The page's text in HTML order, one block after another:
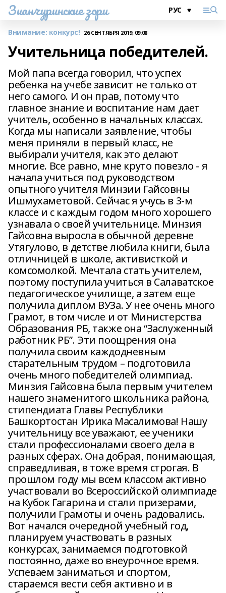
Зианчуринские зори
Внимание: конкурс! 26 СЕНТЯБРЯ 2019, 09:08
Учительница победителей.
Мой папа всегда говорил, что успех
ребенка на учебе зависит не только от
него самого. И он прав, потому что
главное знание и воспитание нам дает
учитель, особенно в начальных классах.
Когда мы написали заявление, чтобы
меня приняли в первый класс, не
выбирали учителя, как это делают
многие. Все равно, мне круто повезло - я
начала учиться под руководством
опытного учителя Минзии Гайсовны
Ишмухаметовой. Сейчас я учусь в 3-м
классе и с каждым годом много хорошего
узнавала о своей учительнице. Минзия
Гайсовна выросла в обычной деревне
Утягулово, в детстве любила книги, была
отличницей в школе, активисткой и
комсомолкой. Мечтала стать учителем,
поэтому поступила учиться в Салаватское
педагогическое училище, а затем еще
получила диплом ВУЗа. У нее очень много
Грамот, в том числе и от Министерства
Образования РБ, также она “Заслуженный
работник РБ”. Эти поощрения она
получила своим каждодневным
старательным трудом – подготовила
очень много победителей олимпиад.
Минзия Гайсовна была первым учителем
нашего знаменитого школьника района,
стипендиата Главы Республики
Башкортостан Ирика Масалимова! Нашу
учительницу все уважают, ее ученики
стали профессионалами своего дела в
разных сферах. Она добрая, понимающая,
справедливая, в тоже время строгая. В
прошлом году мы всем классом активно
участвовали во Всероссийской олимпиаде
на Кубок Гагарина и стали призерами,
получили Грамоты и очень радовались.
Вот начался очередной учебный год,
планируем участвовать в разных
конкурсах, занимаемся подготовкой
постоянно, даже во внеурочное время.
Успеваем заниматься и спортом,
стараемся вести себя активно и в